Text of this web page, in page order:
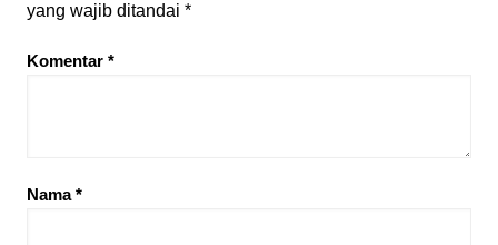
yang wajib ditandai *
Komentar *
Nama*